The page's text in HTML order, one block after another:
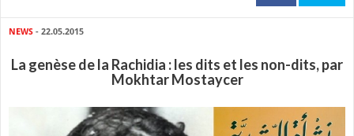
NEWS - 22.05.2015
La genèse de la Rachidia : les dits et les non-dits, par
Mokhtar Mostaycer